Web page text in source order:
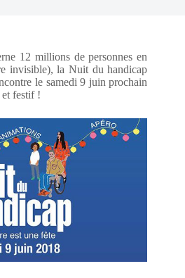
12 millions de personnes en
invisible), la Nuit du handicap
le samedi 9 juin prochain
festif !